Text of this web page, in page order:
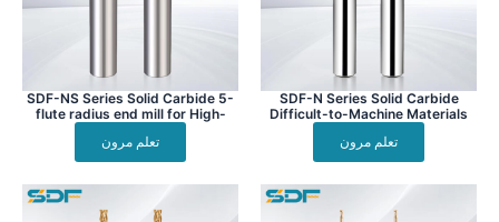
SDF-N Series Solid Carbide
Difficult-to-Machine Materials
4-flute ball nose end mill for
machining superalloys, titanium
alloys
تعلم مرون
SDF-NS Series Solid Carbide 5-
flute radius end mill for High-
Temperature Alloys
تعلم مرون